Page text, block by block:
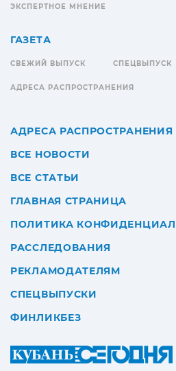
ЭКСПЕРТНОЕ МНЕНИЕ
ГАЗЕТА
СВЕЖИЙ ВЫПУСК СПЕЦВЫПУСК
АДРЕСА РАСПРОСТРАНЕНИЯ
АДРЕСА РАСПРОСТРАНЕНИЯ
ВСЕ НОВОСТИ
ВСЕ СТАТЬИ
ГЛАВНАЯ СТРАНИЦА
ПОЛИТИКА
РАССЛЕДОВАНИЯ
РЕКЛАМОДАТЕЛЯМ
СПЕЦВЫПУСКИ
ФИНЛИКБЕЗ